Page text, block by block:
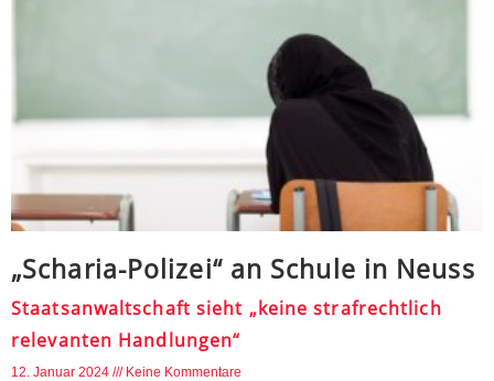
„Scharia-Polizei“ an Schule in Neuss
Staatsanwaltschaft sieht „keine strafrechtlich
relevanten Handlungen“
12. Januar 2024 Keine Kommentare